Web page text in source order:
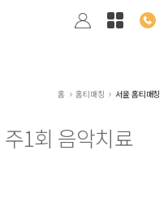
홈 홈티매칭 서울 홈티매칭
1회 음악치료